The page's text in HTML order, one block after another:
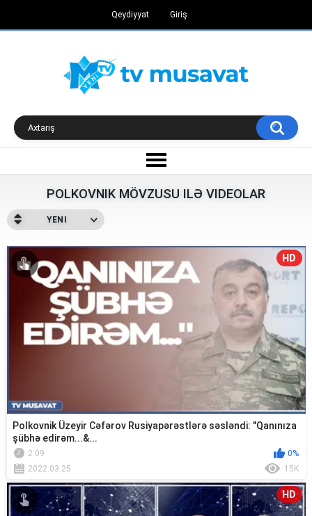
Qeydiyyat Giriş
POLKOVNIK MÖVZUSU ILƏ VIDEOLAR
YENI
HD
Polkovnik Üzeyir Cəfərov Rusiyapərəstlərə səsləndi: "Qanınıza
şübhə edirəm...&...
2:09
0%
2022.03.25
15K
HD